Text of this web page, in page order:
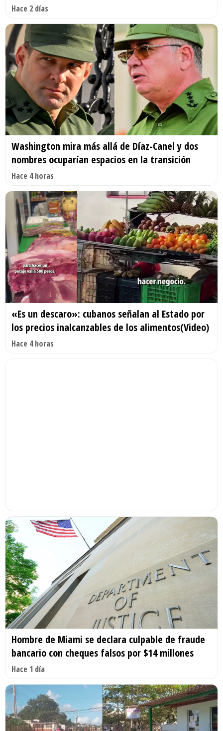
Hace 2 días
Washington mira más allá de Díaz-Canel y dos
nombres ocuparían espacios en la transición
Hace 4 horas
«Es un descaro»: cubanos señalan al Estado por
los precios inalcanzables de los alimentos(Video)
Hace 4 horas
Hombre de Miami se declara culpable de fraude
bancario con cheques falsos por $14 millones
Hace 1 día